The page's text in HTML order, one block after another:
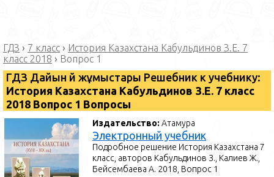
ГДЗ › 7 класс › История Казахстана Кабульдинов З.Е. 7
класс 2018 › Вопрос 1
ГДЗ Дайын үй жұмыстары Решебник к учебнику:
История Казахстана Кабульдинов З.Е. 7 класс
2018 Вопрос 1 Вопросы
Издательство:Атамура
Электронный учебник
Подробное решение История Казахстана 7
класс, авторов Кабульдинов З., Калиев Ж.,
Бейсембаева А. 2018, Вопрос 1